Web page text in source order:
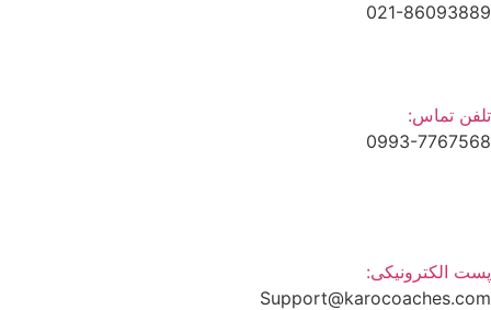
021-
تماس:
0993-
الکترونیکی: